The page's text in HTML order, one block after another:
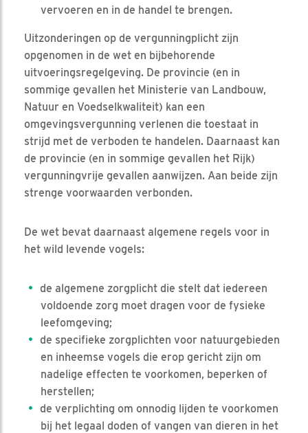
vervoeren en in de handel te brengen.
Uitzonderingen op de vergunningplicht zijn
opgenomen in de wet en bijbehorende
uitvoeringsregelgeving. De provincie (en in
sommige gevallen het Ministerie van Landbouw,
Natuur en Voedselkwaliteit) kan een
omgevingsvergunning verlenen die toestaat in
strijd met de verboden te handelen. Daarnaast kan
de provincie (en in sommige gevallen het Rijk)
vergunningvrije gevallen aanwijzen. Aan beide zijn
strenge voorwaarden verbonden.
De wet bevat daarnaast algemene regels voor in
het wild levende vogels:
de algemene zorgplicht die stelt dat iedereen
voldoende zorg moet dragen voor de fysieke
leefomgeving;
de specifieke zorgplichten voor natuurgebieden
en inheemse vogels die erop gericht zijn om
nadelige effecten te voorkomen, beperken of
herstellen;
de verplichting om onnodig lijden te voorkomen
bij het legaal doden of vangen van dieren in het